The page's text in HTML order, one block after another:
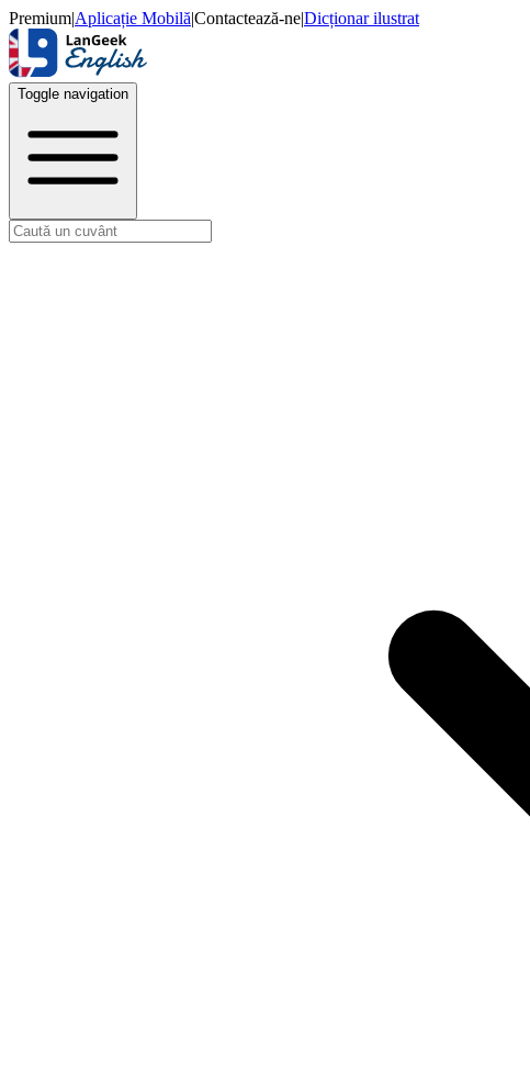
Premium|Aplicație Mobilă|Contactează-ne|Dicționar ilustrat
Toggle navigation